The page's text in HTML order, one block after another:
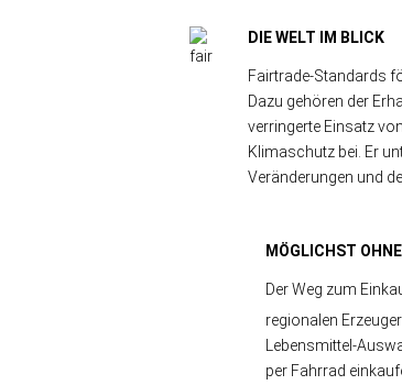
DIE WELT IM BLICK
Fairtrade-Standards
Dazu gehören der
verringerte Einsatz
Klimaschutz bei. Er
Veränderungen und
MÖGLICHST
Der Weg zum
regionalen
Lebensmittel-
per Fahrrad